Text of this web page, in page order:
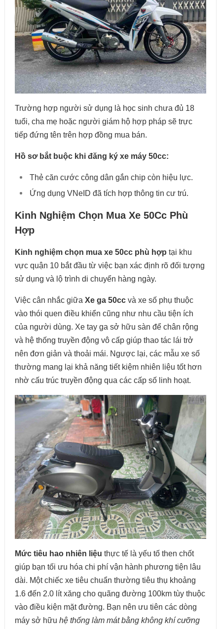
Trường hợp người sử dụng là học sinh chưa đủ 18
tuổi, cha mẹ hoặc người giám hộ hợp pháp sẽ trực
tiếp đứng tên trên hợp đồng mua bán.
Hồ sơ bắt buộc khi đăng ký xe máy 50cc:
Thẻ căn cước công dân gắn chip còn hiệu lực.
Ứng dụng VNeID đã tích hợp thông tin cư trú.
Kinh Nghiệm Chọn Mua Xe 50Cc Phù
Hợp
Kinh nghiệm chọn mua xe 50cc phù hợp tại khu
vực quận 10 bắt đầu từ việc bạn xác định rõ đối tượng
sử dụng và lộ trình di chuyển hàng ngày.
Việc cân nhắc giữa Xe ga 50ccvà xe số phụ thuộc
vào thói quen điều khiển cũng như nhu cầu tiện ích
của người dùng. Xe tay ga sở hữu sàn để chân rộng
và hệ thống truyền động vô cấp giúp thao tác lái trở
nên đơn giản và thoải mái. Ngược lại, các mẫu xe số
thường mang lại khả năng tiết kiệm nhiên liệu tốt hơn
nhờ cấu trúc truyền động qua các cấp số linh hoạt.
Mức tiêu hao nhiên liệu thực tế là yếu tố then chốt
giúp bạn tối ưu hóa chi phí vận hành phương tiện lâu
dài. Một chiếc xe tiêu chuẩn thường tiêu thụ khoảng
1.6 đến 2.0 lít xăng cho quãng đường 100km tùy thuộc
vào điều kiện mặt đường. Bạn nên ưu tiên các dòng
máy sở hữu hệ thống làm mát bằng không khí cưỡng